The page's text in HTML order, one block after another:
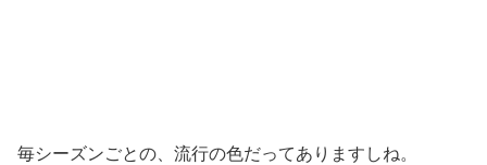
毎シーズンごとの、流行の色だってありますしね。